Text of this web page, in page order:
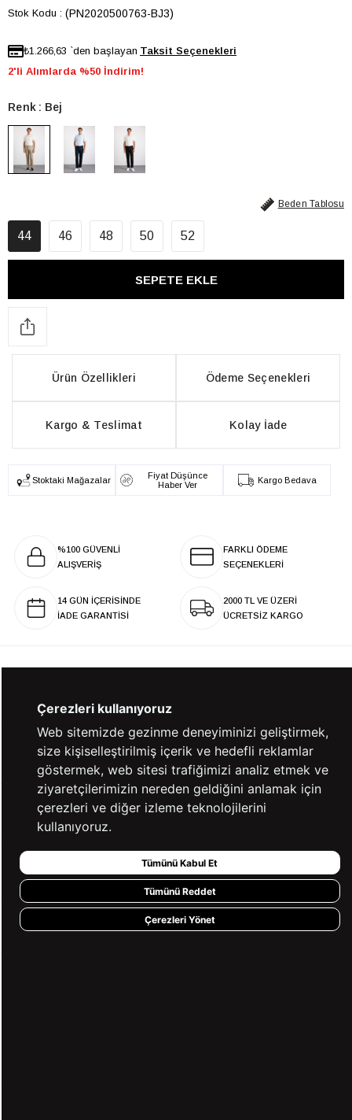
Stok Kodu (PN2020500763-BJ3)
₺1.266,63 `den başlayan
2'li Alımlarda %50 İndirim!
Renk Bej
Beden Tablosu
44 46 48 50 52
Ürün Özellikleri Ödeme Seçenekleri
Kargo & Teslimat Kolay İade
Stoktaki Mağazalar
Fiyat Düşünce
Haber Ver
Kargo Bedava
%100 GÜVENLİ
ALIŞVERİŞ
FARKLI ÖDEME
SEÇENEKLERİ
14 GÜN İÇERİSİNDE
İADE GARANTİSİ
2000 TL VE ÜZERİ
ÜCRETSİZ KARGO
KATEGORİLER
YARDIM
BİZE ULAŞIN
HIZLI ERİŞİM
Çerezleri kullanıyoruz
Web sitemizde gezinme deneyiminizi geliştirmek,
size kişiselleştirilmiş içerik ve hedefli reklamlar
göstermek, web sitesi trafiğimizi analiz etmek ve
ziyaretçilerimizin nereden geldiğini anlamak için
çerezleri ve diğer izleme teknolojilerini
kullanıyoruz.
Tümünü Kabul Et
Tümünü Reddet
Çerezleri Yönet